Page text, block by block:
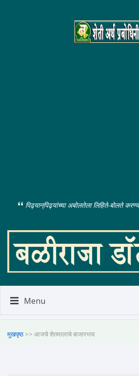
पिढ्यान्‌पिढ्यांच्या अबोलतेला लिहिते-बोलते
Menu
मुखपृष्ठ >> आजचे शेतमालाचे बाजारभाव